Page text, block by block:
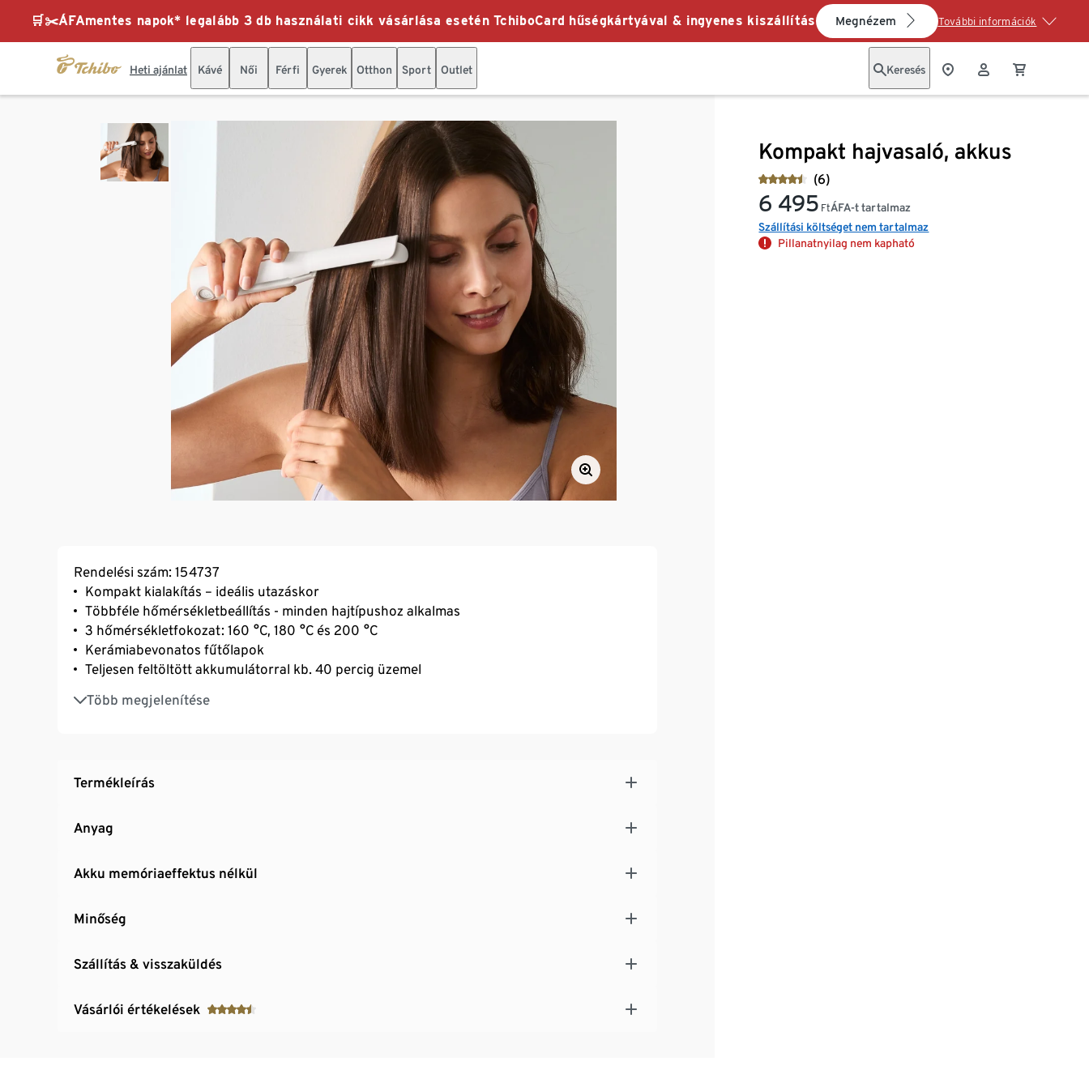
🛒✂️ÁFAmentes napok* legalább 3 db használati cikk vásárlása esetén TchiboCard hűségkártyával & ingyenes kiszállítás Megnézem További információk
Heti ajánlat Kávé Női Férfi Gyerek Otthon Sport Outlet Keresés
Kompakt hajvasaló, akkus
(6)
6 495 FtÁFA-t tartalmaz
Szállítási költséget nem tartalmaz
Pillanatnyilag nem kapható
Rendelési szám: 154737
Kompakt kialakítás – ideális utazáskor
Többféle hőmérsékletbeállítás - minden hajtípushoz alkalmas
3 hőmérsékletfokozat: 160 °C, 180 °C és 200 °C
Kerámiabevonatos fűtőlapok
Teljesen feltöltött akkumulátorral kb. 40 percig üzemel
Több megjelenítése
Hajvasaló hőálló tárolótáskával
Termékleírás
Anyag
Akku memóriaeffektus nélkül
Minőség
Szállítás & visszaküldés
Vásárlói értékelések